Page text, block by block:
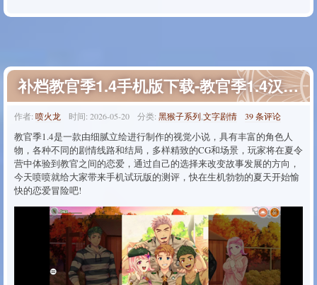
补档教官季1.4手机版下载-教官季1.4汉化手机版下载
作者: 喷火龙 时间: 2026-05-20 分类: 黑猴子系列文字剧情 39 条评论
教官季1.4是一款由细腻立绘进行制作的视觉小说，具有丰富的角色人
物，各种不同的剧情线路和结局，多样精致的CG和场景，玩家将在夏令
营中体验到教官之间的恋爱，通过自己的选择来改变故事发展的方向，
今天喷喷就给大家带来手机试玩版的测评，快在生机勃勃的夏天开始愉
快的恋爱冒险吧!